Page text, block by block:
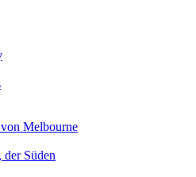
Melbourne
der Süden